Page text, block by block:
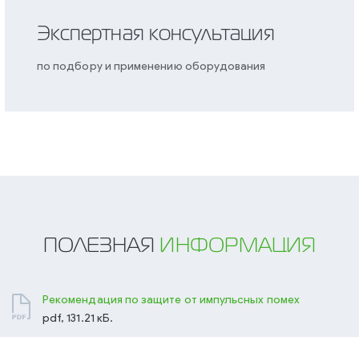
Экспертная консультация
по подбору и применению оборудования
ПОЛЕЗНАЯ ИНФОРМАЦИЯ
Рекомендация по защите от импульсных помех
pdf, 131.21 кБ.